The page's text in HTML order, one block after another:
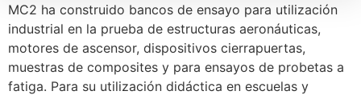
MC2 ha construido bancos de ensayo para utilización
industrial en la prueba de estructuras aeronáuticas,
motores de ascensor, dispositivos cierrapuertas,
muestras de composites y para ensayos de probetas a
fatiga. Para su utilización didáctica en escuelas y